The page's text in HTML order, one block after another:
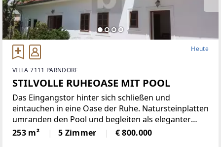
Heute
VILLA 7111 PARNDORF
STILVOLLE RUHEOASE MIT POOL
Das Eingangstor hinter sich schließen und
eintauchen in eine Oase der Ruhe. Natursteinplatten
umranden den Pool und begleiten als eleganter
Bodenbelag in den weitläufigen Wohn-Essbereich.
Eine gediegene Holzdecke, moderne
253 m² 5 Zimmer € 800.000